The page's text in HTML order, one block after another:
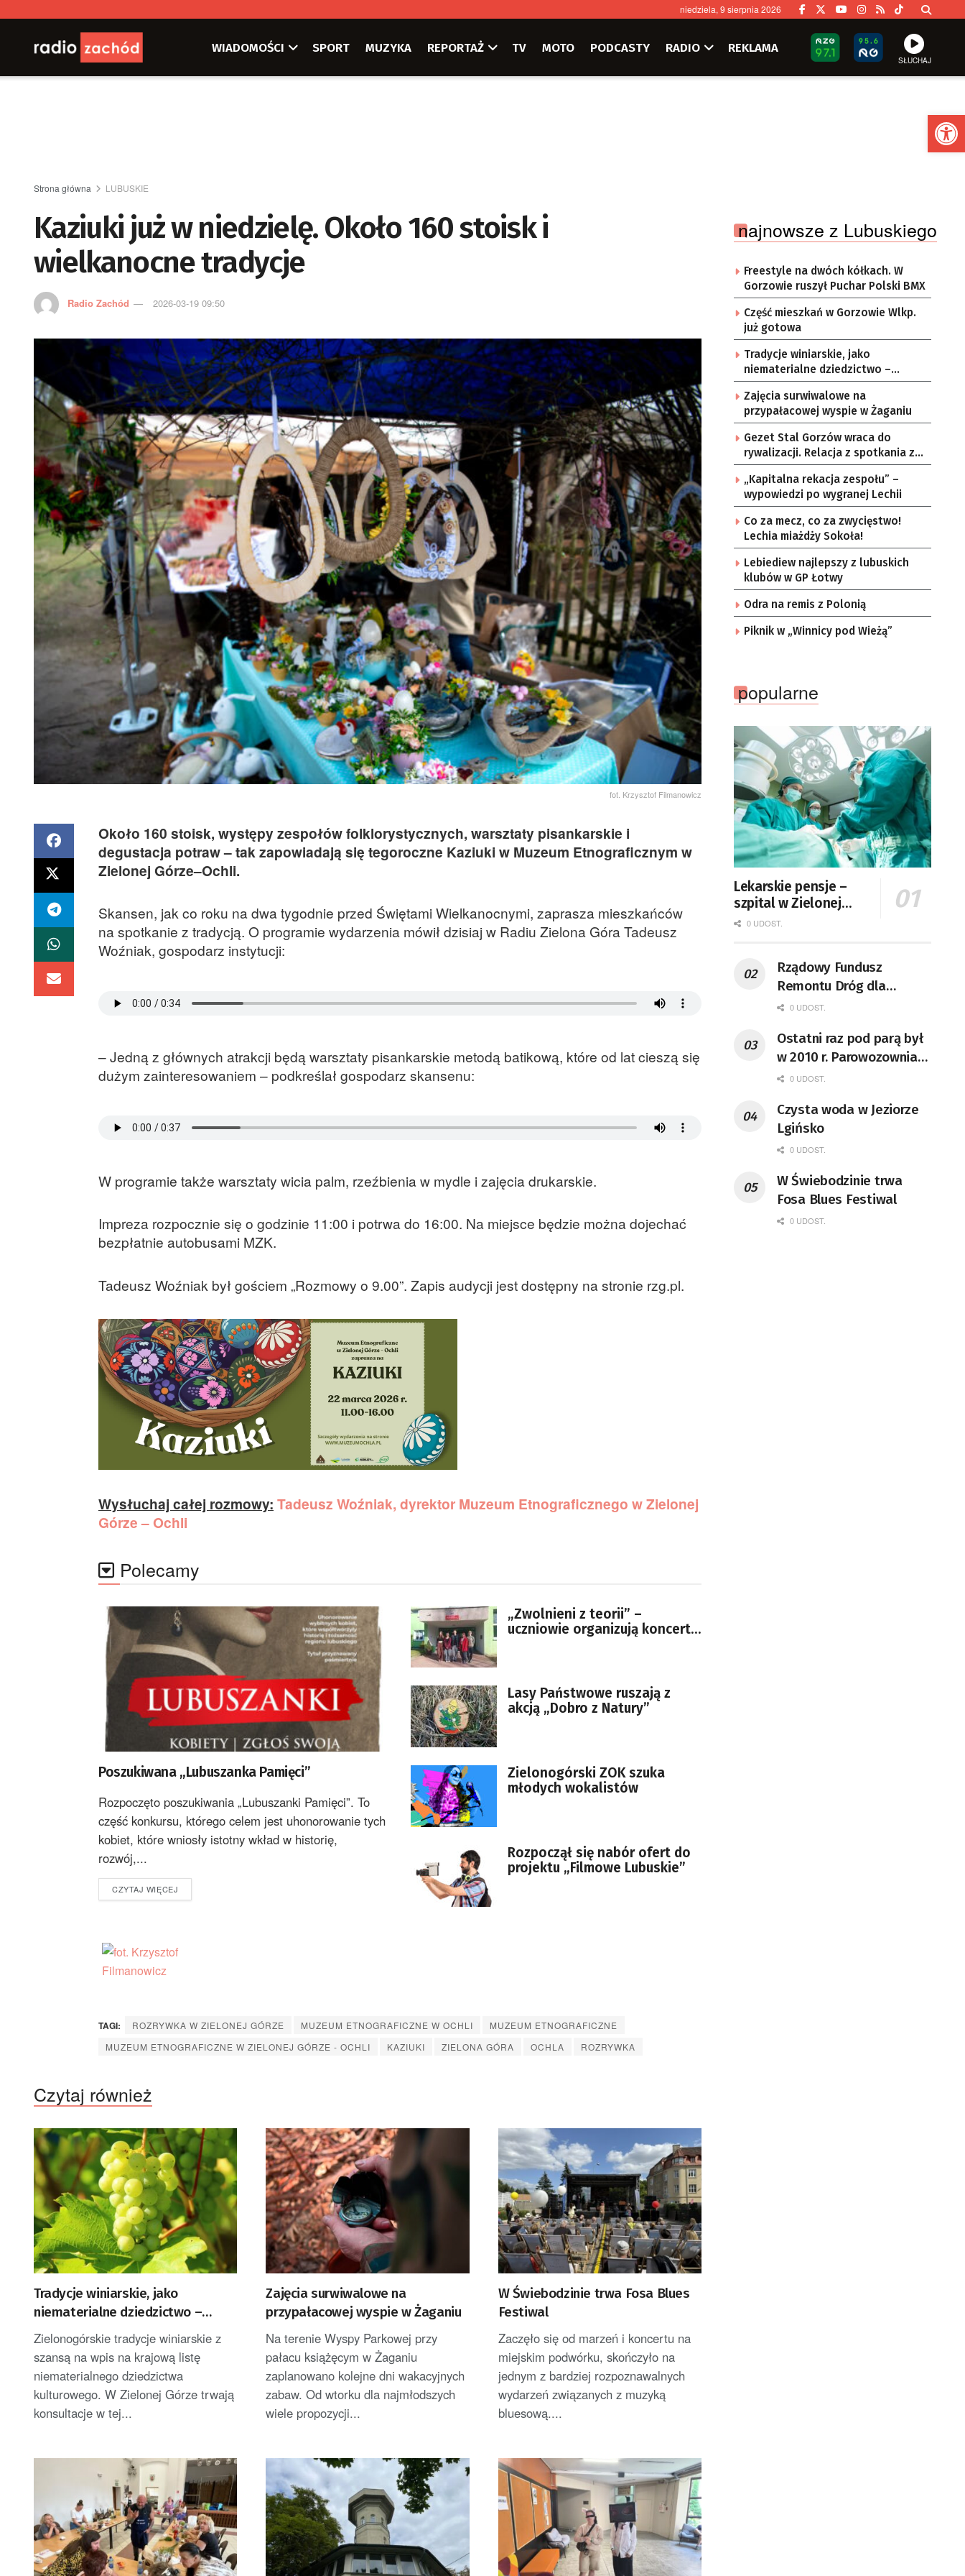
niedziela, 9 sierpnia 2026
WIADOMOŚCI SPORT MUZYKA REPORTAŻ TV MOTO PODCASTY RADIO REKLAMA
SŁUCHAJ
Strona główna LUBUSKIE
Kaziuki już w niedzielę. Około 160 stoisk i
wielkanocne tradycje
Radio Zachód 2026-03-19 09:50
fot. Krzysztof Filmanowicz
Około 160 stoisk, występy zespołów folklorystycznych, warsztaty pisankarskie i
degustacja potraw – tak zapowiadają się tegoroczne Kaziuki w Muzeum Etnograficznym w
Zielonej Górze–Ochli.
Skansen, jak co roku na dwa tygodnie przed Świętami Wielkanocnymi, zaprasza mieszkańców
na spotkanie z tradycją. O programie wydarzenia mówił dzisiaj w Radiu Zielona Góra Tadeusz
Woźniak, gospodarz instytucji:
– Jedną z głównych atrakcji będą warsztaty pisankarskie metodą batikową, które od lat cieszą się
dużym zainteresowaniem – podkreślał gospodarz skansenu:
W programie także warsztaty wicia palm, rzeźbienia w mydle i zajęcia drukarskie.
Impreza rozpocznie się o godzinie 11:00 i potrwa do 16:00. Na miejsce będzie można dojechać
bezpłatnie autobusami MZK.
Tadeusz Woźniak był gościem „Rozmowy o 9.00”. Zapis audycji jest dostępny na stronie rzg.pl.
Wysłuchaj całej rozmowy: Tadeusz Woźniak, dyrektor Muzeum Etnograficznego w Zielonej
Górze – Ochli
Polecamy
Poszukiwana „Lubuszanka Pamięci”
Rozpoczęto poszukiwania „Lubuszanki Pamięci”. To
część konkursu, którego celem jest uhonorowanie tych
kobiet, które wniosły istotny wkład w historię,
rozwój,...
CZYTAJ WIĘCEJ
„Zwolnieni z teorii” –
uczniowie organizują koncert
Lasy Państwowe ruszają z
akcją „Dobro z Natury”
Zielonogórski ZOK szuka
młodych wokalistów
Rozpoczął się nabór ofert do
projektu „Filmowe Lubuskie”
TAGI: ROZRYWKA W ZIELONEJ GÓRZE MUZEUM ETNOGRAFICZNE W OCHLI
MUZEUM ETNOGRAFICZNE
MUZEUM ETNOGRAFICZNE W ZIELONEJ GÓRZE - OCHLI
KAZIUKI ZIELONA GÓRA OCHLA ROZRYWKA
Czytaj również
Tradycje winiarskie, jako
niematerialne dziedzictwo –
konsultacje i projekt
Zielonogórskie tradycje winiarskie z
szansą na wpis na krajową listę
niematerialnego dziedzictwa
kulturowego. W Zielonej Górze trwają
konsultacje w tej...
Zajęcia surwiwalowe na
przypałacowej wyspie w Żaganiu
Na terenie Wyspy Parkowej przy
pałacu książęcym w Żaganiu
zaplanowano kolejne dni wakacyjnych
zabaw. Od wtorku dla najmłodszych
wiele propozycji...
W Świebodzinie trwa Fosa Blues
Festiwal
Zaczęło się od marzeń i koncertu na
miejskim podwórku, skończyło na
jednym z bardziej rozpoznawalnych
wydarzeń związanych z muzyką
bluesową....
najnowsze z Lubuskiego
Freestyle na dwóch kółkach. W
Gorzowie ruszył Puchar Polski BMX
Część mieszkań w Gorzowie Wlkp.
już gotowa
Tradycje winiarskie, jako
niematerialne dziedzictwo –
konsultacje i projekt
Zajęcia surwiwalowe na
przypałacowej wyspie w Żaganiu
Gezet Stal Gorzów wraca do
rywalizacji. Relacja z spotkania z
częstochowskimi lwami u nas!
„Kapitalna rekacja zespołu” –
wypowiedzi po wygranej Lechii
Co za mecz, co za zwycięstwo!
Lechia miażdży Sokoła!
Lebiediew najlepszy z lubuskich
klubów w GP Łotwy
Odra na remis z Polonią
Piknik w „Winnicy pod Wieżą”
popularne
Lekarskie pensje –
szpital w Zielonej
Górze podaje dane
0 UDOST.
Rządowy Fundusz
Remontu Dróg dla
województwa lubuskiego
0 UDOST.
Ostatni raz pod parą był
w 2010 r. Parowozownia
Wolsztyn rozpocznie
65
0 UDOST.
Czysta woda w Jeziorze
Lgińsko
0 UDOST.
W Świebodzinie trwa
Fosa Blues Festiwal
0 UDOST.